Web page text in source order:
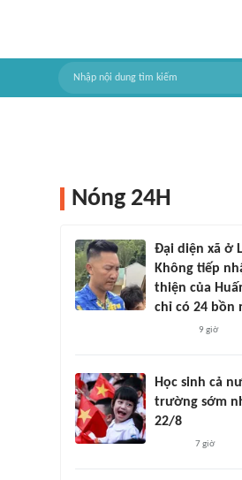
Nóng 24H
Đại diện xã ở
Không tiếp
thiện của
chỉ có 24 bồn
9 giờ
Học sinh cả
trường sớm
22/8
7 giờ